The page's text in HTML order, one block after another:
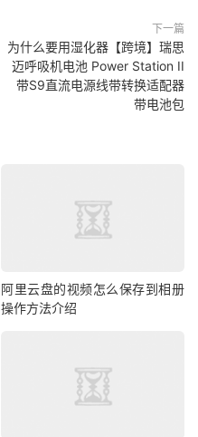
下一篇
为什么要用湿化器【跨境】瑞思
迈呼吸机电池 Power Station II
带S9直流电源线带转换适配器
带电池包
阿里云盘的视频怎么保存到相册
操作方法介绍